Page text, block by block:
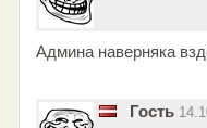
Админа наверняка
Гость